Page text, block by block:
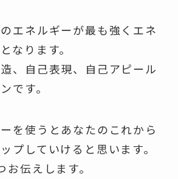
エネルギーが最も強くエネ
なります。
、自己表現、自己アピール
です。
を使うとあなたのこれから
プしていけると思います。
伝えします。